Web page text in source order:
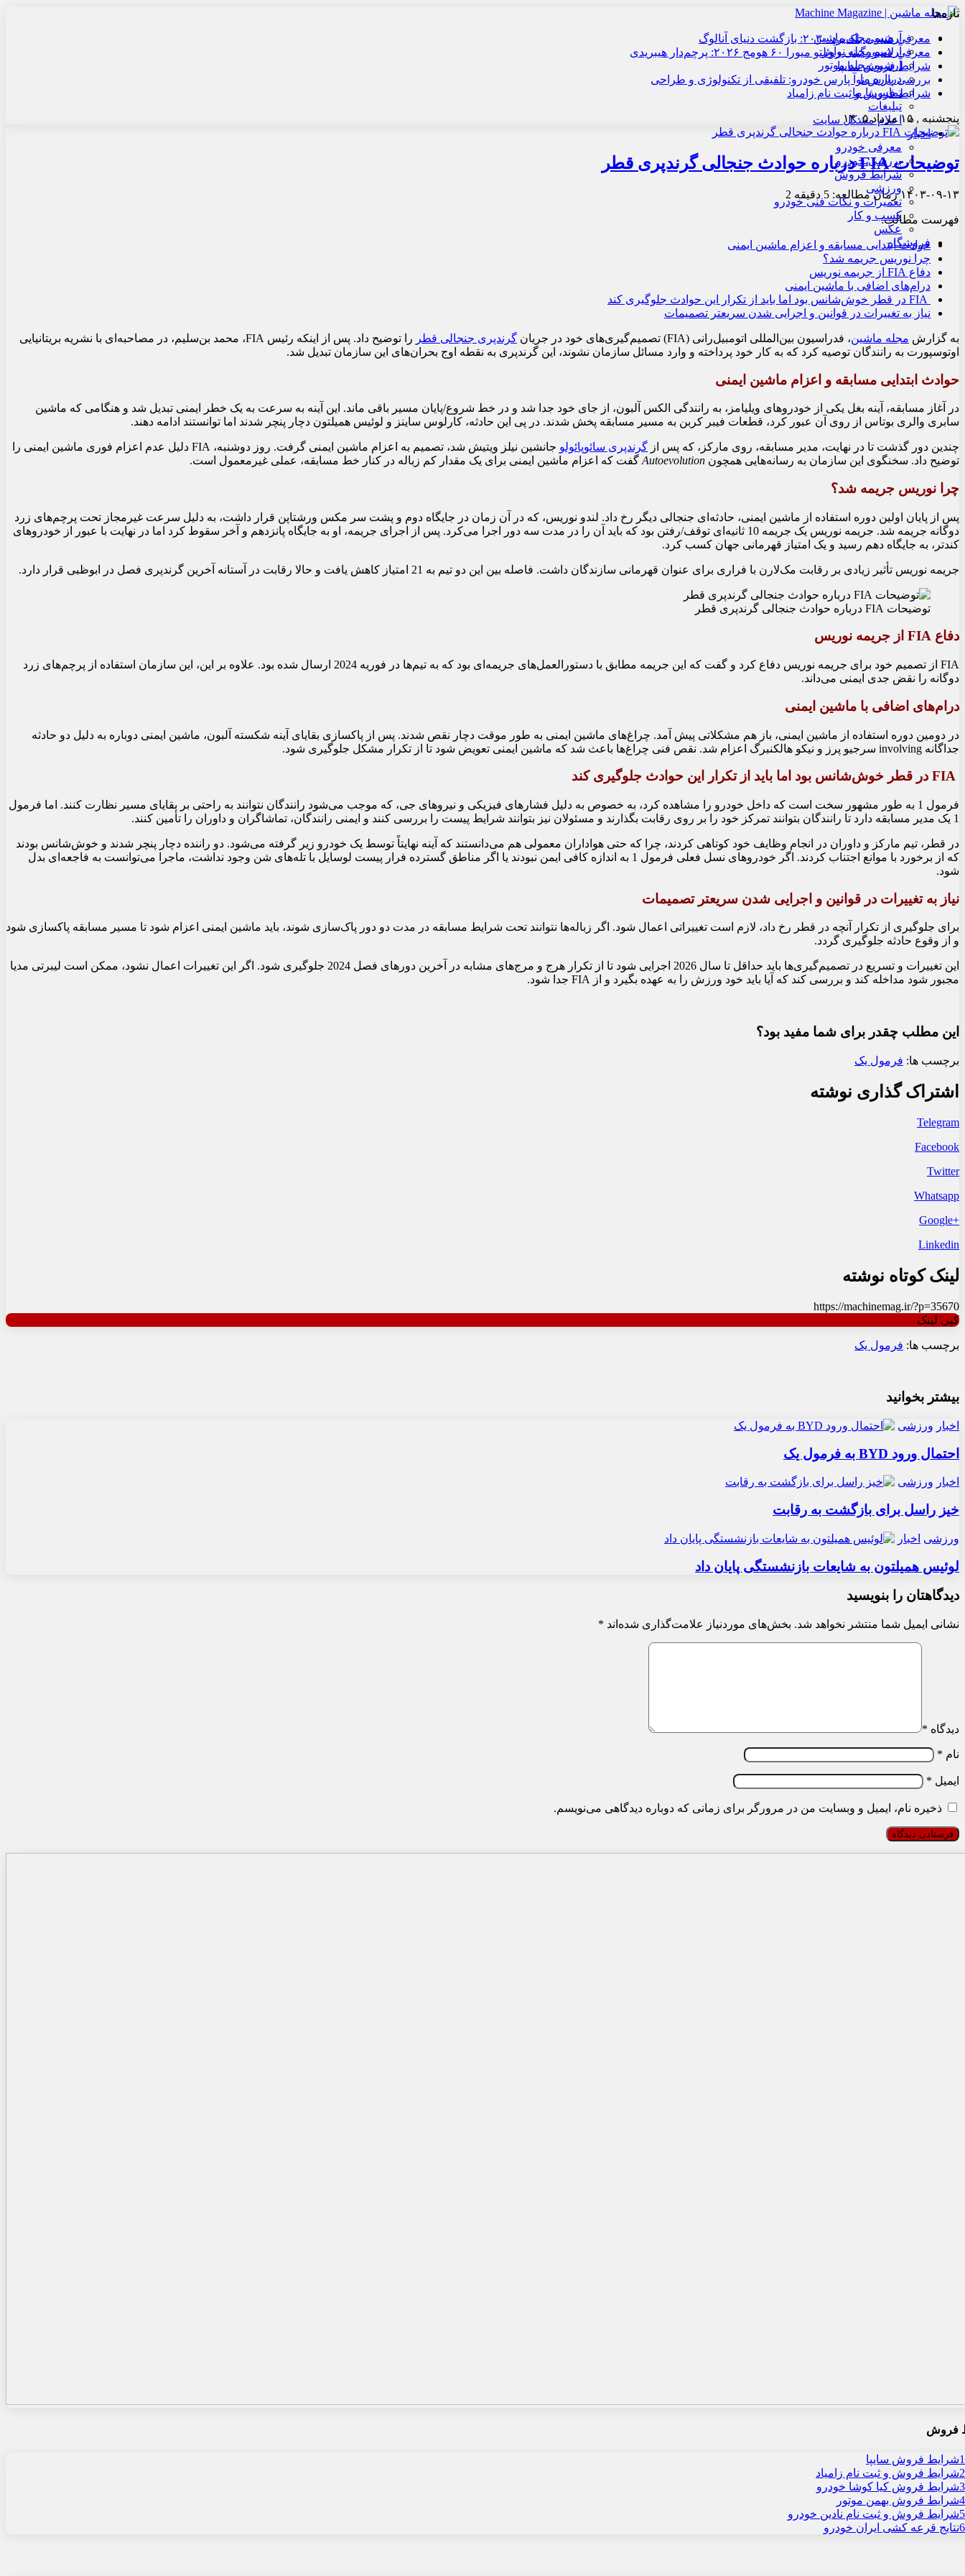
آرشیو مجله ماشین
آرشیو مجله نوآور
آرشیو مجله موتور
درباره ما
تماس با ما
تبلیغات
اعلام مشکل سایت
اخبار
معرفی خودرو
بررسی خودرو
شرایط فروش
ورزشی
تعمیرات و نکات فنی خودرو
کسب و کار
عکس
فروشگاه
تازه‌ها
معرفی هنسی بلک‌برد ۲۰۳۰: بازگشت دنیای آنالوگ
معرفی لامبورگینی روئلتو میورا ۶۰ هومج ۲۰۲۶: پرچم‌دار هیبریدی
شرایط فروش سایپا
بررسی پارس نوآ پارس خودرو: تلفیقی از تکنولوژی و طراحی
شرایط فروش و ثبت نام زامیاد
پنجشنبه , ۱۵ مرداد ۱۴۰۵
توضیحات FIA درباره حوادث جنجالی گرندپری قطر
۱۴۰۳-۰۹-۱۳زمان مطالعه: 5 دقیقه
فهرست مطالب:
حوادث ابتدایی مسابقه و اعزام ماشین ایمنی
چرا نوریس جریمه شد؟
دفاع FIA از جریمه نوریس
درام‌های اضافی با ماشین ایمنی
نیاز به تغییرات در قوانین و اجرایی شدن سریعتر تصمیمات
به گزارش مجله ماشین، فدراسیون بین‌المللی اتومبیل‌رانی (FIA) تصمیم‌گیری‌های خود در جریان گرندپری جنجالی قطر
را توضیح داد. پس از اینکه رئیس FIA، محمد بن‌سلیم، در مصاحبه‌ای با نشریه بریتانیایی
اوتوسپورت به رانندگان توصیه کرد که به کار خود پرداخته و وارد مسائل سازمان نشوند، این گرندپری به نقطه اوج بحران‌های این سازمان تبدیل شد.
حوادث ابتدایی مسابقه و اعزام ماشین ایمنی
در آغاز مسابقه، آینه بغل یکی از خودروهای ویلیامز، به رانندگی الکس آلبون، از جای خود جدا شد و در خط شروع/پایان مسیر باقی ماند. این آینه به سرعت به یک خطر ایمنی تبدیل شد و هنگامی که ماشین
سابری والری بوتاس از روی آن عبور کرد، قطعات فیبر کربن به مسیر مسابقه پخش شدند. در پی این حادثه، کارلوس ساینز و لوئیس همیلتون دچار پنچر شدند اما توانستند ادامه دهند.
چندین دور گذشت تا در نهایت، مدیر مسابقه، روی مارکز، که پس از گرندپری سائوپائولو
جانشین نیلز ویتیش شد، تصمیم به اعزام ماشین ایمنی گرفت. روز دوشنبه، FIA دلیل عدم اعزام فوری ماشین ایمنی را
توضیح داد. سخنگوی این سازمان به رسانه‌هایی همچون Autoevolution گفت که اعزام ماشین ایمنی برای یک مقدار کم زباله در کنار خط مسابقه، عملی غیرمعمول است.
چرا نوریس جریمه شد؟
پس از پایان اولین دوره استفاده از ماشین ایمنی، حادثه‌ای جنجالی دیگر رخ داد. لندو نوریس، که در آن زمان در جایگاه دوم و پشت سر مکس ورشتاپن قرار داشت، به دلیل سرعت غیرمجاز تحت پرچم‌های زرد
دوگانه جریمه شد. جریمه نوریس یک جریمه 10 ثانیه‌ای توقف/رفتن بود که باید آن را در مدت سه دور اجرا می‌کرد. پس از اجرای جریمه، او به جایگاه پانزدهم و آخر سقوط کرد اما در نهایت با عبور از خودروهای
کندتر، به جایگاه دهم رسید و یک امتیاز قهرمانی جهان کسب کرد.
جریمه نوریس تأثیر زیادی بر رقابت مک‌لارن با فراری برای عنوان قهرمانی سازندگان داشت. فاصله بین این دو تیم به 21 امتیاز کاهش یافت و حالا رقابت در آستانه آخرین گرندپری فصل در ابوظبی قرار دارد.
توضیحات FIA درباره حوادث جنجالی گرندپری قطر
دفاع FIA از جریمه نوریس
FIA از تصمیم خود برای جریمه نوریس دفاع کرد و گفت که این جریمه مطابق با دستورالعمل‌های جریمه‌ای بود که به تیم‌ها در فوریه 2024 ارسال شده بود. علاوه بر این، این سازمان استفاده از پرچم‌های زرد
دوگانه را نقض جدی ایمنی می‌داند.
درام‌های اضافی با ماشین ایمنی
در دومین دوره استفاده از ماشین ایمنی، باز هم مشکلاتی پیش آمد. چراغ‌های ماشین ایمنی به طور موقت دچار نقص شدند. پس از پاکسازی بقایای آینه شکسته آلبون، ماشین ایمنی دوباره به دلیل دو حادثه
جداگانه involving سرجیو پرز و نیکو هالکنبرگ اعزام شد. نقص فنی چراغ‌ها باعث شد که ماشین ایمنی تعویض شود تا از تکرار مشکل جلوگیری شود.
فرمول 1 به طور مشهور سخت است که داخل خودرو را مشاهده کرد، به خصوص به دلیل فشارهای فیزیکی و نیروهای جی، که موجب می‌شود رانندگان نتوانند به راحتی بر بقایای مسیر نظارت کنند. اما فرمول
1 یک مدیر مسابقه دارد تا رانندگان بتوانند تمرکز خود را بر روی رقابت بگذارند و مسئولان نیز بتوانند شرایط پیست را بررسی کنند و ایمنی رانندگان، تماشاگران و داوران را تأمین کنند.
در قطر، تیم مارکز و داوران در انجام وظایف خود کوتاهی کردند، چرا که حتی هواداران معمولی هم می‌دانستند که آینه نهایتاً توسط یک خودرو زیر گرفته می‌شود. دو راننده دچار پنچر شدند و خوش‌شانس بودند
که از برخورد با موانع اجتناب کردند. اگر خودروهای نسل فعلی فرمول 1 به اندازه کافی ایمن نبودند یا اگر مناطق گسترده فرار پیست لوسایل با تله‌های شن وجود نداشت، ماجرا می‌توانست به فاجعه‌ای بدل
شود.
نیاز به تغییرات در قوانین و اجرایی شدن سریعتر تصمیمات
برای جلوگیری از تکرار آنچه در قطر رخ داد، لازم است تغییراتی اعمال شود. اگر زباله‌ها نتوانند تحت شرایط مسابقه در مدت دو دور پاک‌سازی شوند، باید ماشین ایمنی اعزام شود تا مسیر مسابقه پاکسازی شود
و از وقوع حادثه جلوگیری گردد.
این تغییرات و تسریع در تصمیم‌گیری‌ها باید حداقل تا سال 2026 اجرایی شود تا از تکرار هرج و مرج‌های مشابه در آخرین دورهای فصل 2024 جلوگیری شود. اگر این تغییرات اعمال نشود، ممکن است لیبرتی مدیا
مجبور شود مداخله کند و بررسی کند که آیا باید خود ورزش را به عهده بگیرد و از FIA جدا شود.
این مطلب چقدر برای شما مفید بود؟
برچسب ها: فرمول یک
اشتراک گذاری نوشته
Telegram
Facebook
Twitter
Whatsapp
+Google
Linkedin
لینک کوتاه نوشته
https://machinemag.ir/?p=35670
کپی لینک
برچسب ها: فرمول یک
بیشتر بخوانید
اخبار ورزشی
احتمال ورود BYD به فرمول یک
اخبار ورزشی
خیز راسل برای بازگشت به رقابت
ورزشی اخبار
لوئیس همیلتون به شایعات بازنشستگی پایان داد
دیدگاهتان را بنویسید
نشانی ایمیل شما منتشر نخواهد شد. بخش‌های موردنیاز علامت‌گذاری شده‌اند *
دیدگاه *
نام *
ایمیل *
ذخیره نام، ایمیل و وبسایت من در مرورگر برای زمانی که دوباره دیدگاهی می‌نویسم.
فروش
1شرایط فروش سایپا
2شرایط فروش و ثبت نام زامیاد
3شرایط فروش کیا کوشا خودرو
4شرایط فروش بهمن موتور
5شرایط فروش و ثبت نام نادین خودرو
6نتایج قرعه کشی ایران خودرو